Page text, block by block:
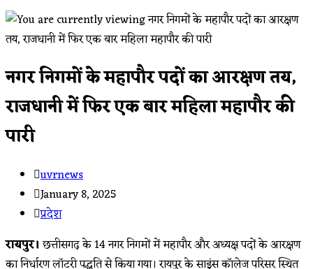
नगर निगमों के महापौर पदों का आरक्षण तय,
राजधानी में फिर एक बार महिला महापौर की
पारी
Post
author:
uvrnews
Post
published:
January 8, 2025
Post
category:
प्रदेश
रायपुर।छत्तीसगढ़ के 14 नगर निगमों में महापौर और अध्यक्ष पदों के आरक्षण
का निर्धारण लॉटरी पद्धति से किया गया। रायपुर के साइंस कॉलेज परिसर स्थित